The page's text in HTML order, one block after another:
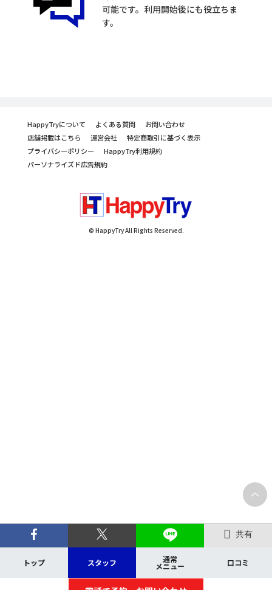
共有
トップ スタッフ 通常
メニュー 口コミ
可能です。利用開始後にも役立ちま
す。
HappyTryについて よくある質問
お問い合わせ
店舗掲載はこちら
運営会社
特定商取引に基づく表示
プライバシーポリシー
HappyTry利用規約
パーソナライズド広告規約
© HappyTry All Rights Reserved.